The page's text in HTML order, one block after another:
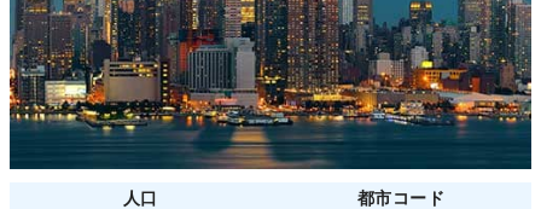
人口
都市コード